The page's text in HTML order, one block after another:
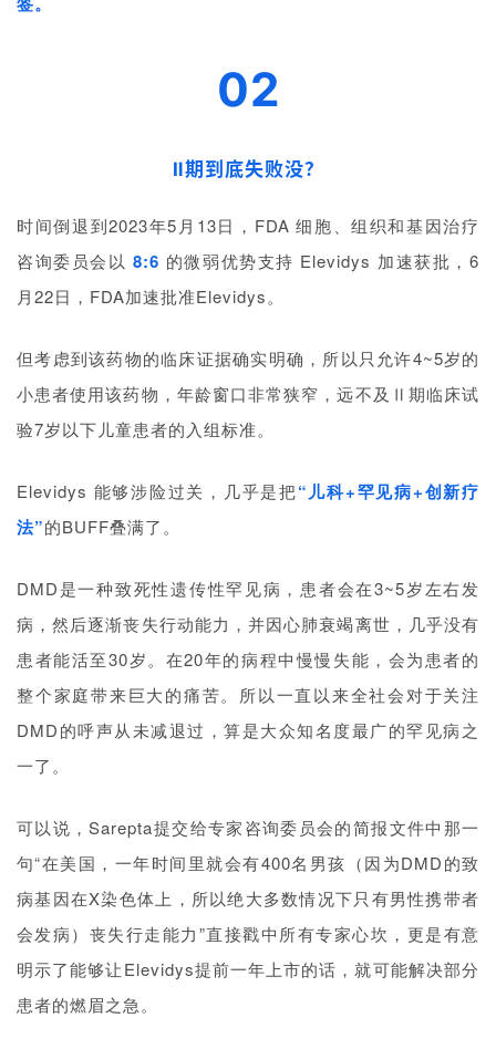
02
Ⅱ期到底失败没？
时间倒退到2023年5月13日，FDA 细胞、组织和基因治疗
咨询委员会以8:6 的微弱优势支持 Elevidys 加速获批，6
月22日，FDA加速批准Elevidys。
但考虑到该药物的临床证据确实明确，所以只允许4~5岁的
小患者使用该药物，年龄窗口非常狭窄，远不及Ⅱ期临床试
验7岁以下儿童患者的入组标准。
Elevidys 能够涉险过关，几乎是把“儿科+罕见病+创新疗
法”的BUFF叠满了。
DMD是一种致死性遗传性罕见病，患者会在3~5岁左右发
病，然后逐渐丧失行动能力，并因心肺衰竭离世，几乎没有
患者能活至30岁。在20年的病程中慢慢失能，会为患者的
整个家庭带来巨大的痛苦。所以一直以来全社会对于关注
DMD的呼声从未减退过，算是大众知名度最广的罕见病之
一了。
可以说，Sarepta提交给专家咨询委员会的简报文件中那一
句“在美国，一年时间里就会有400名男孩（因为DMD的致
病基因在X染色体上，所以绝大多数情况下只有男性携带者
会发病）丧失行走能力”直接戳中所有专家心坎，更是有意
明示了能够让Elevidys提前一年上市的话，就可能解决部分
患者的燃眉之急。